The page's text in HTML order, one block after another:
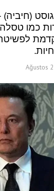
30 באוגוסט